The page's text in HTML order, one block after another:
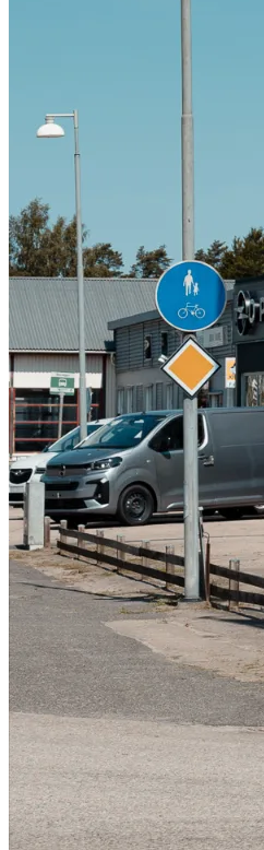
Serviceverkstad